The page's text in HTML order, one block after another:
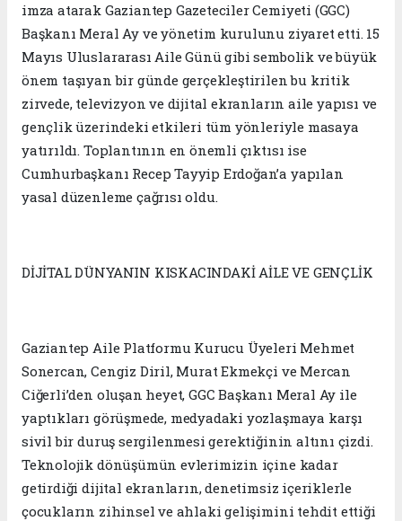
imza atarak Gaziantep Gazeteciler Cemiyeti (GGC)
Başkanı Meral Ay ve yönetim kurulunu ziyaret etti. 15
Mayıs Uluslararası Aile Günü gibi sembolik ve büyük
önem taşıyan bir günde gerçekleştirilen bu kritik
zirvede, televizyon ve dijital ekranların aile yapısı ve
gençlik üzerindeki etkileri tüm yönleriyle masaya
yatırıldı. Toplantının en önemli çıktısı ise
Cumhurbaşkanı Recep Tayyip Erdoğan’a yapılan
yasal düzenleme çağrısı oldu.
DİJİTAL DÜNYANIN KISKACINDAKİ AİLE VE GENÇLİK
Gaziantep Aile Platformu Kurucu Üyeleri Mehmet
Sonercan, Cengiz Diril, Murat Ekmekçi ve Mercan
Ciğerli’den oluşan heyet, GGC Başkanı Meral Ay ile
yaptıkları görüşmede, medyadaki yozlaşmaya karşı
sivil bir duruş sergilenmesi gerektiğinin altını çizdi.
Teknolojik dönüşümün evlerimizin içine kadar
getirdiği dijital ekranların, denetimsiz içeriklerle
çocukların zihinsel ve ahlaki gelişimini tehdit ettiği